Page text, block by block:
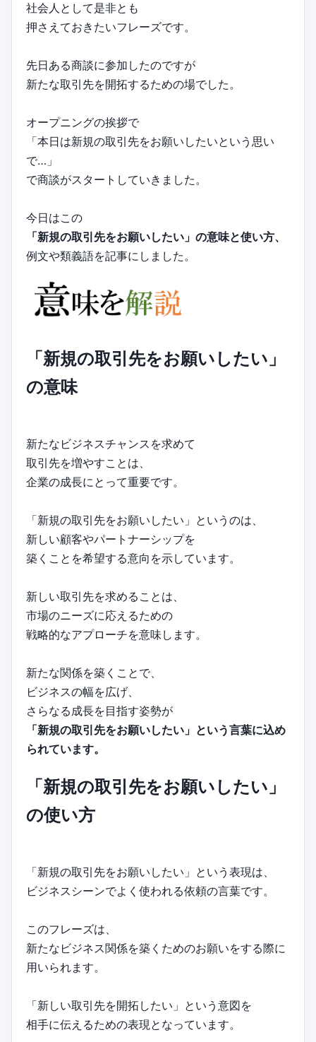
社会人として是非とも
押さえておきたいフレーズです。
先日ある商談に参加したのですが
新たな取引先を開拓するための場でした。
オープニングの挨拶で
「本日は新規の取引先をお願いしたいという思い
で…」
で商談がスタートしていきました。
今日はこの
「新規の取引先をお願いしたい」の意味と使い方、
例文や類義語を記事にしました。
「新規の取引先をお願いしたい」
の意味
新たなビジネスチャンスを求めて
取引先を増やすことは、
企業の成長にとって重要です。
「新規の取引先をお願いしたい」というのは、
新しい顧客やパートナーシップを
築くことを希望する意向を示しています。
新しい取引先を求めることは、
市場のニーズに応えるための
戦略的なアプローチを意味します。
新たな関係を築くことで、
ビジネスの幅を広げ、
さらなる成長を目指す姿勢が
「新規の取引先をお願いしたい」という言葉に込め
られています。
「新規の取引先をお願いしたい」
の使い方
「新規の取引先をお願いしたい」という表現は、
ビジネスシーンでよく使われる依頼の言葉です。
このフレーズは、
新たなビジネス関係を築くためのお願いをする際に
用いられます。
「新しい取引先を開拓したい」という意図を
相手に伝えるための表現となっています。